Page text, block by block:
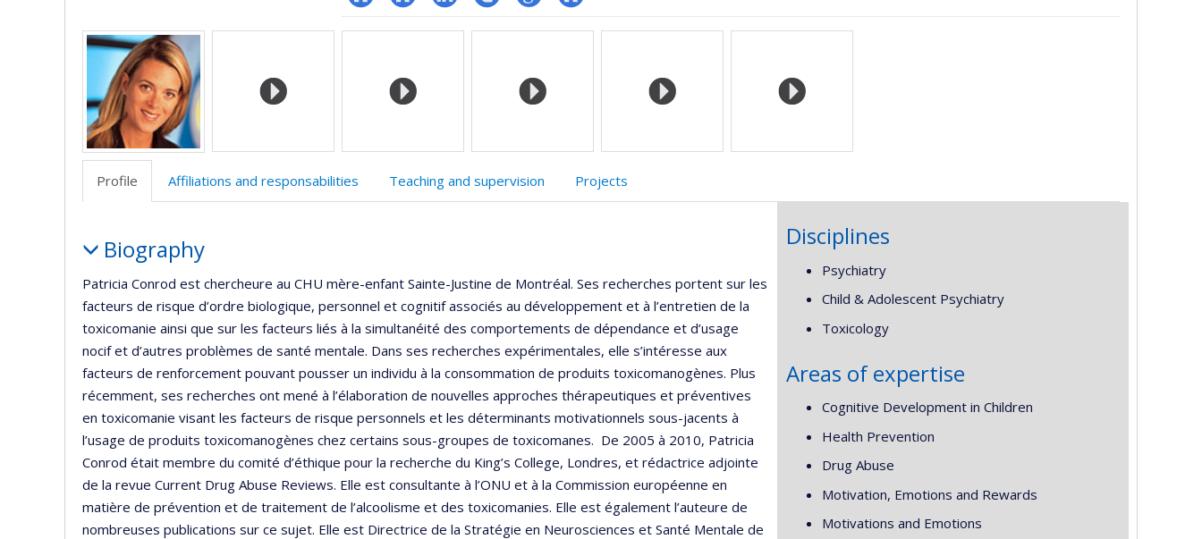
ResearchGate
Site
l’unité
de
LinkedInCompteGoogleAutre
Media
Profile Affiliations and responsabilities Teaching and supervision Projects
Biography
Patricia Conrod est chercheure au CHU mère-enfant Sainte-Justine de Montréal. Ses recherches portent sur les
facteurs de risque d’ordre biologique, personnel et cognitif associés au développement et à l’entretien de la
toxicomanie ainsi que sur les facteurs liés à la simultanéité des comportements de dépendance et d’usage
nocif et d’autres problèmes de santé mentale. Dans ses recherches expérimentales, elle s’intéresse aux
facteurs de renforcement pouvant pousser un individu à la consommation de produits toxicomanogènes. Plus
récemment, ses recherches ont mené à l’élaboration de nouvelles approches thérapeutiques et préventives
en toxicomanie visant les facteurs de risque personnels et les déterminants motivationnels sous-jacents à
l’usage de produits toxicomanogènes chez certains sous-groupes de toxicomanes. De 2005 à 2010, Patricia
Conrod était membre du comité d’éthique pour la recherche du King’s College, Londres, et rédactrice adjointe
de la revue Current Drug Abuse Reviews. Elle est consultante à l’ONU et à la Commission européenne en
matière de prévention et de traitement de l’alcoolisme et des toxicomanies. Elle est également l’auteure de
nombreuses publications sur ce sujet. Elle est Directrice de la Stratégie en Neurosciences et Santé Mentale de
Disciplines
Psychiatry
Child & Adolescent Psychiatry
Toxicology
Areas of expertise
Cognitive Development in Children
Health Prevention
Drug Abuse
Motivation, Emotions and Rewards
Motivations and Emotions